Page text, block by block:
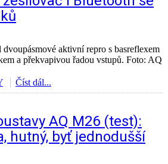
aktivní repro s basreflexem
a překvapivou řadou vstupů. Foto: AQ
Číst dál...
AQ M26 (test):
hutný, byť jednodušší